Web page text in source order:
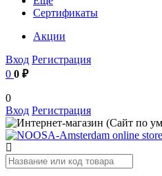
Сертификаты
Акции
Вход Регистрация
0 0 ₽
0
Вход Регистрация